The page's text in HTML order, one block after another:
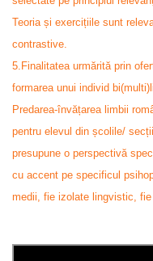
Teoria și exercițiile sunt
contrastive.
5.Finalitatea urmărită prin
formarea unui individ
Predarea-învățarea limbii
pentru elevul din școlile/
presupune o perspectivă
cu accent pe specificul
medii, fie izolate lingvistic, fie